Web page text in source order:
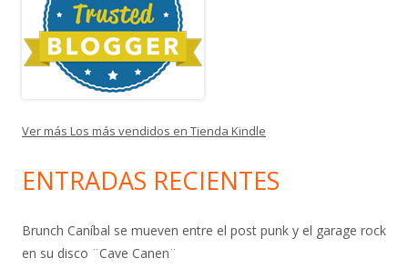
Ver más Los más vendidos en Tienda Kindle
ENTRADAS RECIENTES
Brunch Caníbal se mueven entre el post punk y el garage rock
en su disco ¨Cave Canen¨